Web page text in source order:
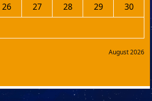
August 2026
26 27 28 29
30